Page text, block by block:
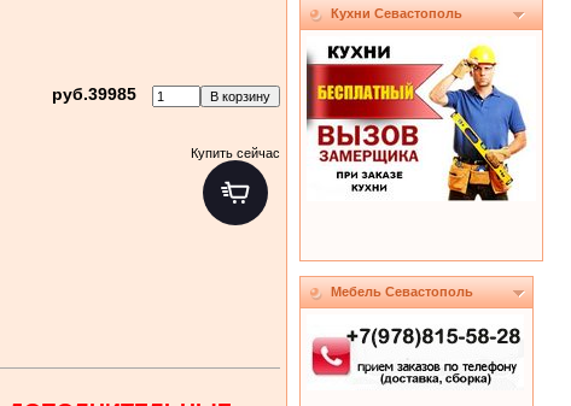
руб.39985
Купить сейчас
Кухни Севастополь
Мебель Севастополь